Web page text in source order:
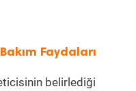
Faydaları
belirlediği